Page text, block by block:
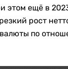
этом ещё в
рост
по